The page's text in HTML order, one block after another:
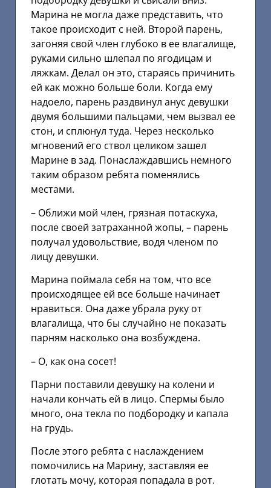
Марина не могла даже представить, что
такое происходит с ней. Второй парень,
загоняя свой член глубоко в ее влагалище,
руками сильно шлепал по ягодицам и
ляжкам. Делал он это, стараясь причинить
ей как можно больше боли. Когда ему
надоело, парень раздвинул анус девушки
двумя большими пальцами, чем вызвал ее
стон, и сплюнул туда. Через несколько
мгновений его ствол целиком зашел
Марине в зад. Понаслаждавшись немного
таким образом ребята поменялись
местами.
– Оближи мой член, грязная потаскуха,
после своей затраханной жопы, – парень
получал удовольствие, водя членом по
лицу девушки.
Марина поймала себя на том, что все
происходящее ей все больше начинает
нравиться. Она даже убрала руку от
влагалища, что бы случайно не показать
парням насколько она возбуждена.
– О, как она сосет!
Парни поставили девушку на колени и
начали кончать ей в лицо. Спермы было
много, она текла по подбородку и капала
на грудь.
После этого ребята с наслаждением
помочились на Марину, заставляя ее
глотать мочу, которая попадала в рот.